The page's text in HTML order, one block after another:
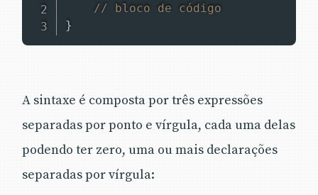
// bloco de código
}
A sintaxe é composta por três expressões
separadas por ponto e vírgula, cada uma delas
podendo ter zero, uma ou mais declarações
separadas por vírgula: